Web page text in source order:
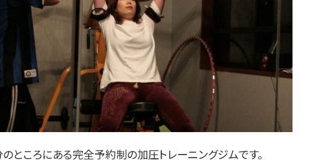
ところにある完全予約制の加圧トレーニングジムです。